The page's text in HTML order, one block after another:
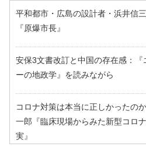
平和都市・広島の設計者・浜井信
『原爆市長』
安保3文書改訂と中国の存在感：『
ーの地政学』を読みながら
コロナ対策は本当に正しかったの
一郎『臨床現場からみた新型コロ
実』